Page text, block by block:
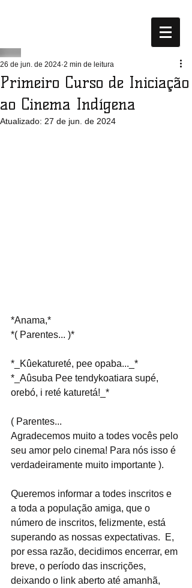
Primeiro Curso de Iniciação
ao Cinema Indígena
26 de jun. de 2024 2 min de leitura
Atualizado: 27 de jun. de 2024
*Anama,*
*( Parentes... )*
*_Kûekatureté, pee opaba..._*
*_Aûsuba Pee tendykoatiara supé,
orebó, i reté katuretá!_*
( Parentes...
Agradecemos muito a todes vocês pelo
seu amor pelo cinema! Para nós isso é
verdadeiramente muito importante ).
Queremos informar a todes inscritos e
a toda a população amiga, que o
número de inscritos, felizmente, está
superando as nossas expectativas.  E,
por essa razão, decidimos encerrar, em
breve, o período das inscrições,
deixando o link aberto até amanhã,